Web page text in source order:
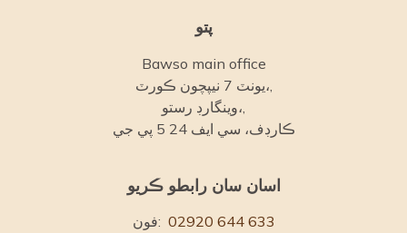
پتو
Bawso main office
يونٽ 7 نيپچون ڪورٽ،,
وينگارڊ رستو،,
ڪارڊف، سي ايف 24 5 پي جي
اسان سان رابطو ڪريو
فون: 02920 644 633